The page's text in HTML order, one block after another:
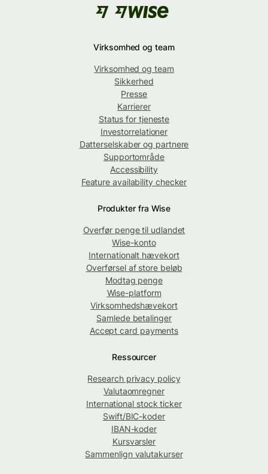
Virksomhed og team
Virksomhed og team
Sikkerhed
Presse
Karrierer
Status for tjeneste
Investorrelationer
Datterselskaber og partnere
Supportområde
Accessibility
Feature availability checker
Produkter fra Wise
Overfør penge til udlandet
Wise-konto
Internationalt hævekort
Overførsel af store beløb
Modtag penge
Wise-platform
Virksomhedshævekort
Samlede betalinger
Accept card payments
Ressourcer
Research privacy policy
Valutaomregner
International stock ticker
Swift/BIC-koder
IBAN-koder
Kursvarsler
Sammenlign valutakurser